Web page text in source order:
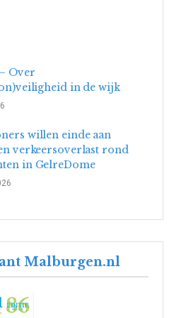
Over
in de wijk
willen einde aan
verkeersoverlast rond
in GelreDome
Malburgen.nl